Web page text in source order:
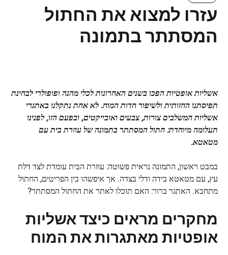
עזרו למצוא את החתול
המסתתר בתמונה
אשליות אופטיות הפכו בשנים האחרונות לכלי מהנה ופופולרי לבחינת
תפיסתנו החזותית ולשיפור חדות המוח. לא אחת נתקלנו באתגרי
אשליות המשלבים צורות, צבעים ואובייקטים, ובפעם הזו, לפנינו
תעלומה מיוחדת: חתול המסתתר בתמונה של עוזרת בית עם
מטאטא.
במבט ראשון, התמונה נראית פשוטה: עוזרת הבית עומדת לצד דלת
עץ, עם מטאטא בידה ודלי בצדה. אך איפשהו בין הפריטים, החתול
מתחבא. האתגר ברור: האם תוכלו לאתר את החתול המסתתר?
מחקרים מראים כיצד אשליות
אופטיות מאתגרות את המוח